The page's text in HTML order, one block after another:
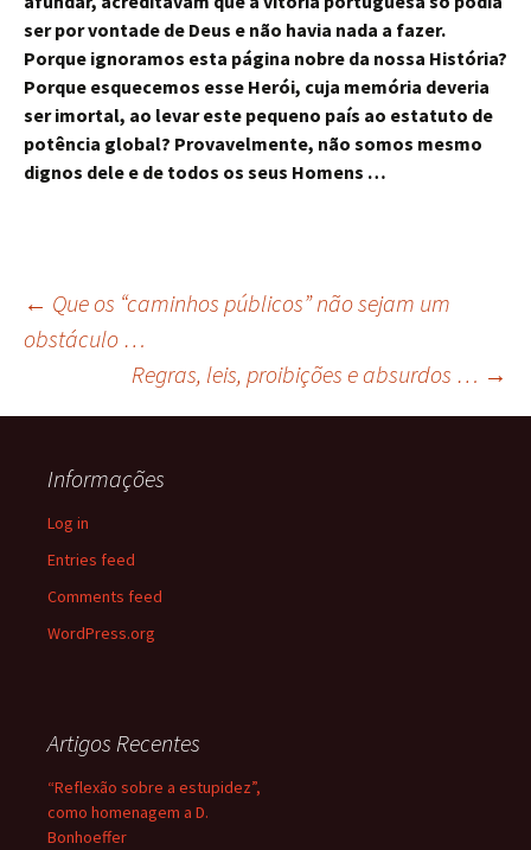
ser por vontade de Deus e não havia nada a fazer.
Porque ignoramos esta página nobre da nossa História?
Porque esquecemos esse Herói, cuja memória deveria
ser imortal, ao levar este pequeno país ao estatuto de
potência global? Provavelmente, não somos mesmo
dignos dele e de todos os seus Homens …
Post
navigation
← Que os “caminhos públicos” não sejam um
obstáculo …
Regras, leis, proibições e absurdos … →
Informações
Log in
Entries feed
Comments feed
WordPress.org
Artigos Recentes
“Reflexão sobre a estupidez”,
como homenagem a D.
Bonhoeffer